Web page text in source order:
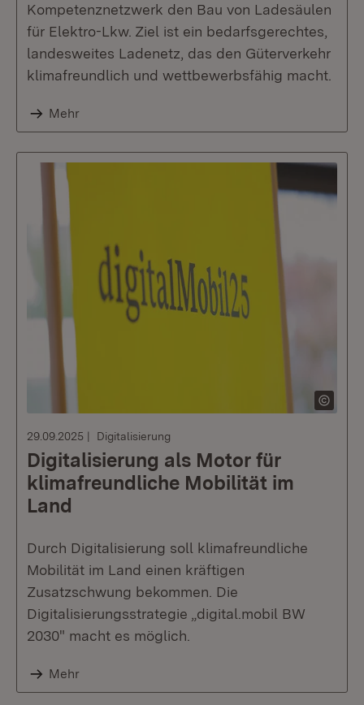
Kompetenznetzwerk den Bau von Ladesäulen
für Elektro-Lkw. Ziel ist ein bedarfsgerechtes,
landesweites Ladenetz, das den Güterverkehr
klimafreundlich und wettbewerbsfähig macht.
Mehr
29.09.2025 Digitalisierung
Digitalisierung als Motor für
klimafreundliche Mobilität im
Land
Durch Digitalisierung soll klimafreundliche
Mobilität im Land einen kräftigen
Zusatzschwung bekommen. Die
Digitalisierungsstrategie „digital.mobil BW
2030" macht es möglich.
Mehr